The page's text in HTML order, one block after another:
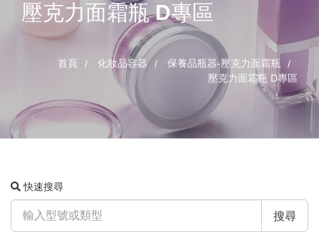
壓克力面霜瓶 D專區
首頁 化妝品容器
保養品瓶器-壓克力面霜瓶
壓克力面霜瓶 D專區
快速搜尋
搜尋